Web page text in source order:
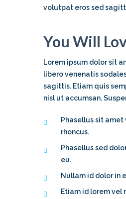
volutpat eros sed
You Will
Lorem ipsum dolor sit
libero venenatis
sagittis. Etiam quis
nisl ut accumsan.
Phasellus sit
rhoncus.
Phasellus sed
eu.
Nullam id dolor in
Etiam id lorem vel